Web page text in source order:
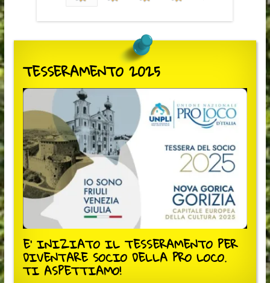
TESSERAMENTO 2025
E' INIZIATO IL TESSERAMENTO PER
DIVENTARE SOCIO DELLA PRO LOCO.
TI ASPETTIAMO!